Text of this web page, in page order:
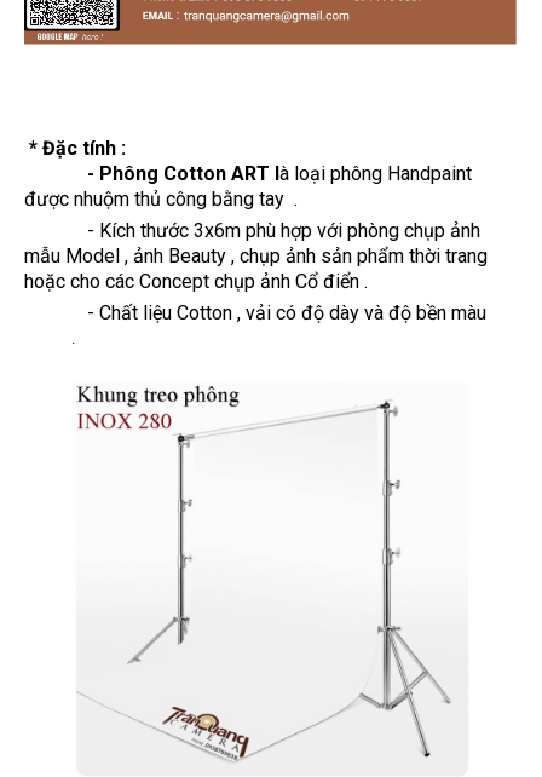
* Đặc tính :
- Phông Cotton ART l à loại phông Handpaint
được nhuộm thủ công bằng tay .
- Kích thước 3x6m phù hợp với phòng chụp ảnh
mẫu Model , ảnh Beauty , chụp ảnh sản phẩm thời trang
hoặc cho các Concept chụp ảnh Cổ điển .
- Chất liệu Cotton , vải có độ dày và độ bền màu
.